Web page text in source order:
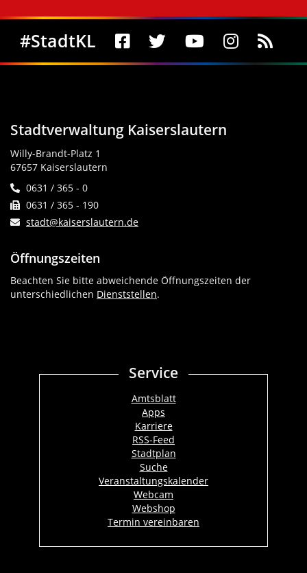
Social Media
#StadtKL
Stadtverwaltung Kaiserslautern
Willy-Brandt-Platz 1
67657 Kaiserslautern
0631 / 365 - 0
0631 / 365 - 190
stadt@kaiserslautern.de
Öffnungszeiten
Beachten Sie bitte abweichende Öffnungszeiten der
unterschiedlichen Dienststellen.
Service
Amtsblatt
Apps
Karriere
RSS-Feed
Stadtplan
Suche
Veranstaltungskalender
Webcam
Webshop
Termin vereinbaren